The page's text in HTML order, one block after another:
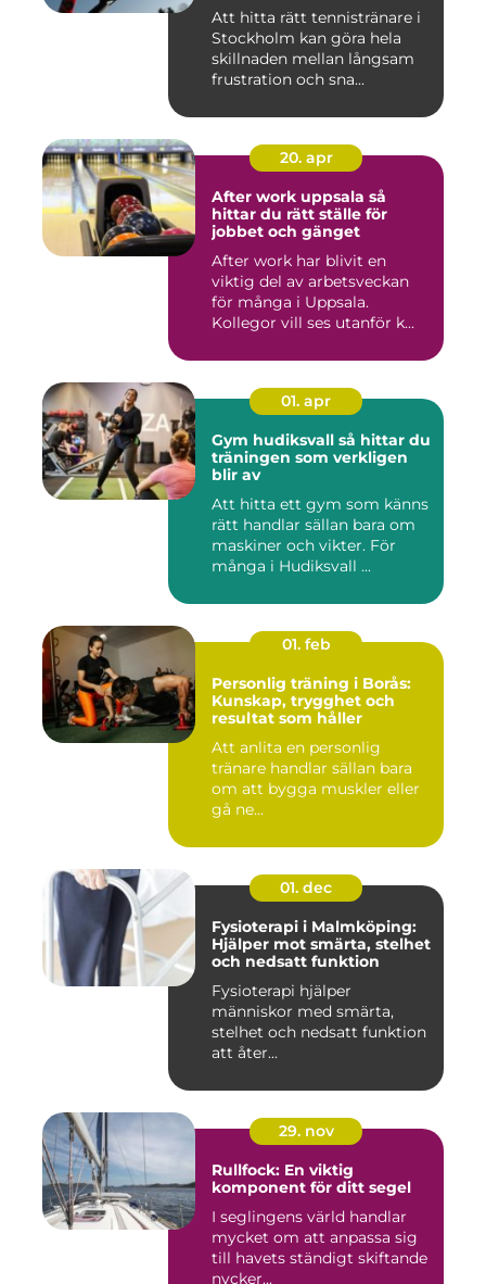
Att hitta rätt tennistränare i
Stockholm kan göra hela
skillnaden mellan långsam
frustration och sna...
20. apr
After work uppsala så
hittar du rätt ställe för
jobbet och gänget
After work har blivit en
viktig del av arbetsveckan
för många i Uppsala.
Kollegor vill ses utanför k...
01. apr
Gym hudiksvall så hittar du
träningen som verkligen
blir av
Att hitta ett gym som känns
rätt handlar sällan bara om
maskiner och vikter. För
många i Hudiksvall ...
01. feb
Personlig träning i Borås:
Kunskap, trygghet och
resultat som håller
Att anlita en personlig
tränare handlar sällan bara
om att bygga muskler eller
gå ne...
01. dec
Fysioterapi i Malmköping:
Hjälper mot smärta, stelhet
och nedsatt funktion
Fysioterapi hjälper
människor med smärta,
stelhet och nedsatt funktion
att åter...
29. nov
Rullfock: En viktig
komponent för ditt segel
I seglingens värld handlar
mycket om att anpassa sig
till havets ständigt skiftande
nycker...